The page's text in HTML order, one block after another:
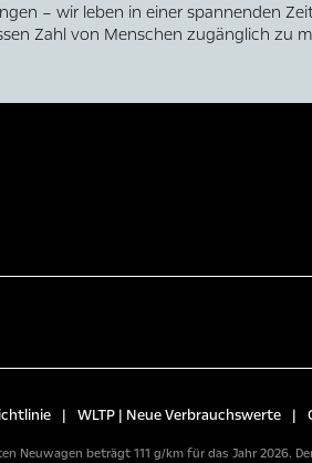
– wir leben in einer spannenden
Zahl von Menschen zugänglich
| WLTP | Neue Verbrauchswerte |
Neuwagen beträgt 111 g/km für das Jahr 2026.